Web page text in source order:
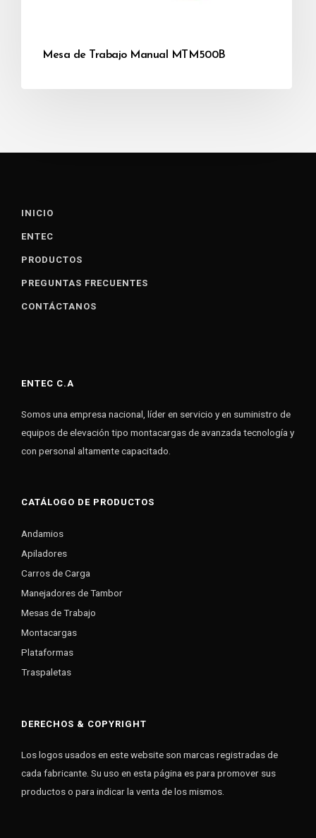
Mesa de Trabajo Manual MTM500B
INICIO
ENTEC
PRODUCTOS
PREGUNTAS FRECUENTES
CONTÁCTANOS
ENTEC C.A
Somos una empresa nacional, líder en servicio y en suministro de
equipos de elevación tipo montacargas de avanzada tecnología y
con personal altamente capacitado.
CATÁLOGO DE PRODUCTOS
Andamios
Apiladores
Carros de Carga
Manejadores de Tambor
Mesas de Trabajo
Montacargas
Plataformas
Traspaletas
DERECHOS & COPYRIGHT
Los logos usados en este website son marcas registradas de
cada fabricante. Su uso en esta página es para promover sus
productos o para indicar la venta de los mismos.